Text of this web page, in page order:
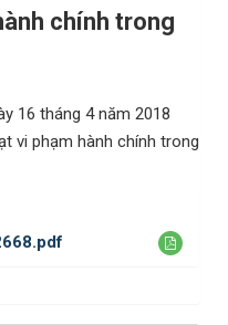
chính trong
16 tháng 4 năm 2018
vi phạm hành chính trong